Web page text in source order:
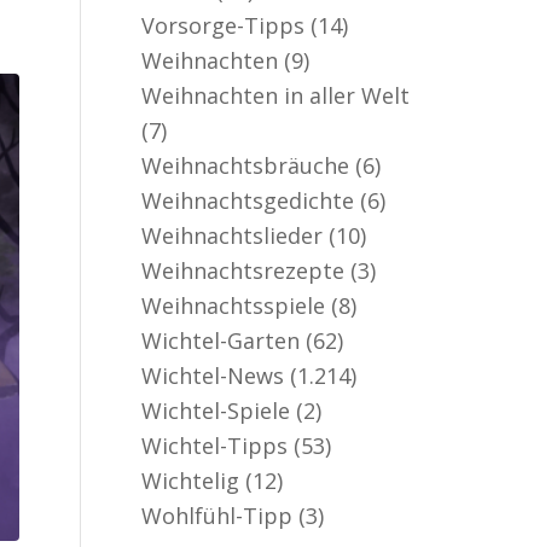
Vorsorge-Tipps (14)
Weihnachten (9)
Weihnachten in aller Welt
(7)
Weihnachtsbräuche (6)
Weihnachtsgedichte (6)
Weihnachtslieder (10)
Weihnachtsrezepte (3)
Weihnachtsspiele (8)
Wichtel-Garten (62)
Wichtel-News (1.214)
Wichtel-Spiele (2)
Wichtel-Tipps (53)
Wichtelig (12)
Wohlfühl-Tipp (3)